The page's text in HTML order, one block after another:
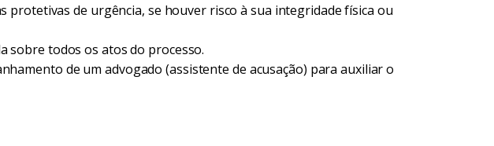
protetivas de urgência, se houver risco à sua integridade física ou
sobre todos os atos do processo.
de um advogado (assistente de acusação) para auxiliar o